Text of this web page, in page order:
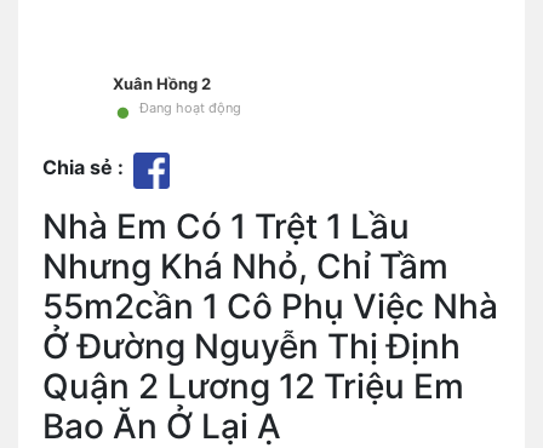
Xuân Hồng 2
• Đang hoạt động
Chia sẻ :
Nhà Em Có 1 Trệt 1 Lầu
Nhưng Khá Nhỏ, Chỉ Tầm
55m2cần 1 Cô Phụ Việc Nhà
Ở Đường Nguyễn Thị Định
Quận 2 Lương 12 Triệu Em
Bao Ăn Ở Lại Ạ